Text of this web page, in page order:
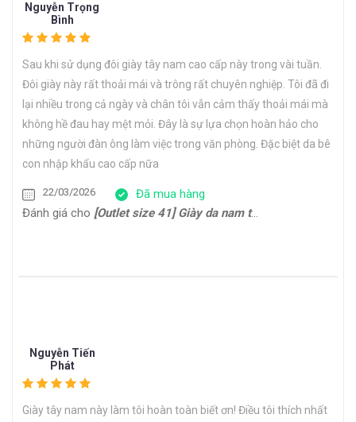
Nguyễn Trọng
Bình
Sau khi sử dụng đôi giày tây nam cao cấp này trong vài tuần.
Đôi giày này rất thoải mái và trông rất chuyên nghiệp. Tôi đã đi
lại nhiều trong cả ngày và chân tôi vẫn cảm thấy thoải mái mà
không hề đau hay mệt mỏi. Đây là sự lựa chọn hoàn hảo cho
những người đàn ông làm việc trong văn phòng. Đặc biệt da bê
con nhập khẩu cao cấp nữa
22/03/2026
Đã mua hàng
Đánh giá cho [Outlet size 41] Giày da nam thể thao đế bằng Sneaker CNES133
Nguyễn Tiến
Phát
Giày tây nam này làm tôi hoàn toàn biết ơn! Điều tôi thích nhất